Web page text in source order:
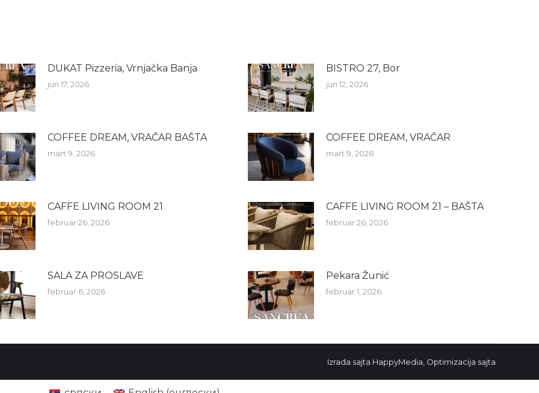
DUKAT Pizzeria, Vrnjačka Banja
jun 17, 2026
BISTRO 27, Bor
jun 12, 2026
COFFEE DREAM, VRAČAR BAŠTA
mart 9, 2026
COFFEE DREAM, VRAČAR
mart 9, 2026
CAFFE LIVING ROOM 21
februar 26, 2026
CAFFE LIVING ROOM 21 – BAŠTA
februar 26, 2026
SALA ZA PROSLAVE
februar 6, 2026
Pekara Žunić
februar 1, 2026
Izrada sajta HappyMedia, Optimizacija sajta